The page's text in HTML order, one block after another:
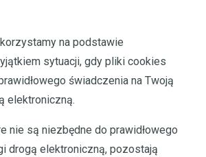
na podstawie
sytuacji, gdy pliki cookies
świadczenia na Twoją
elektroniczną.
nie są niezbędne do prawidłowego
drogą elektroniczną, pozostają